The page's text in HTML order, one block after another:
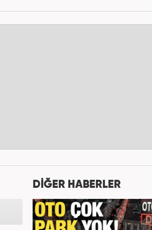
DİĞER HABERLER